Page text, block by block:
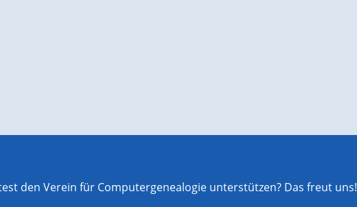
den Verein für Computergenealogie unterstützen? Das freut uns!